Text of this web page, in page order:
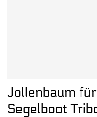
Jollenbaum
Segelboot